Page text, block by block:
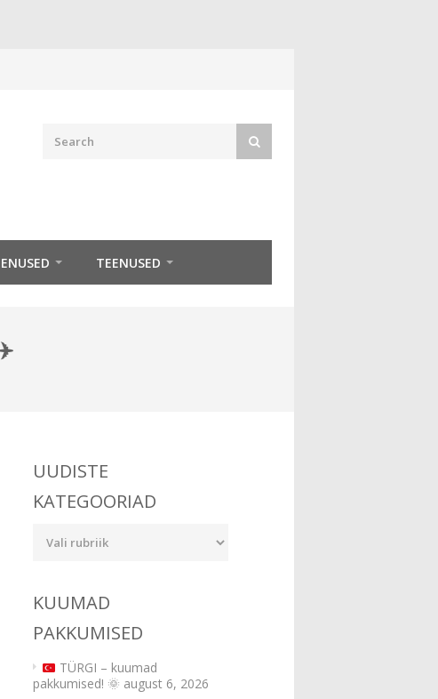
TEENUSED
UUDISTE
KATEGOORIAD
KUUMAD
PAKKUMISED
TÜRGI – kuumad
pakkumised! 🌞 august 6, 2026